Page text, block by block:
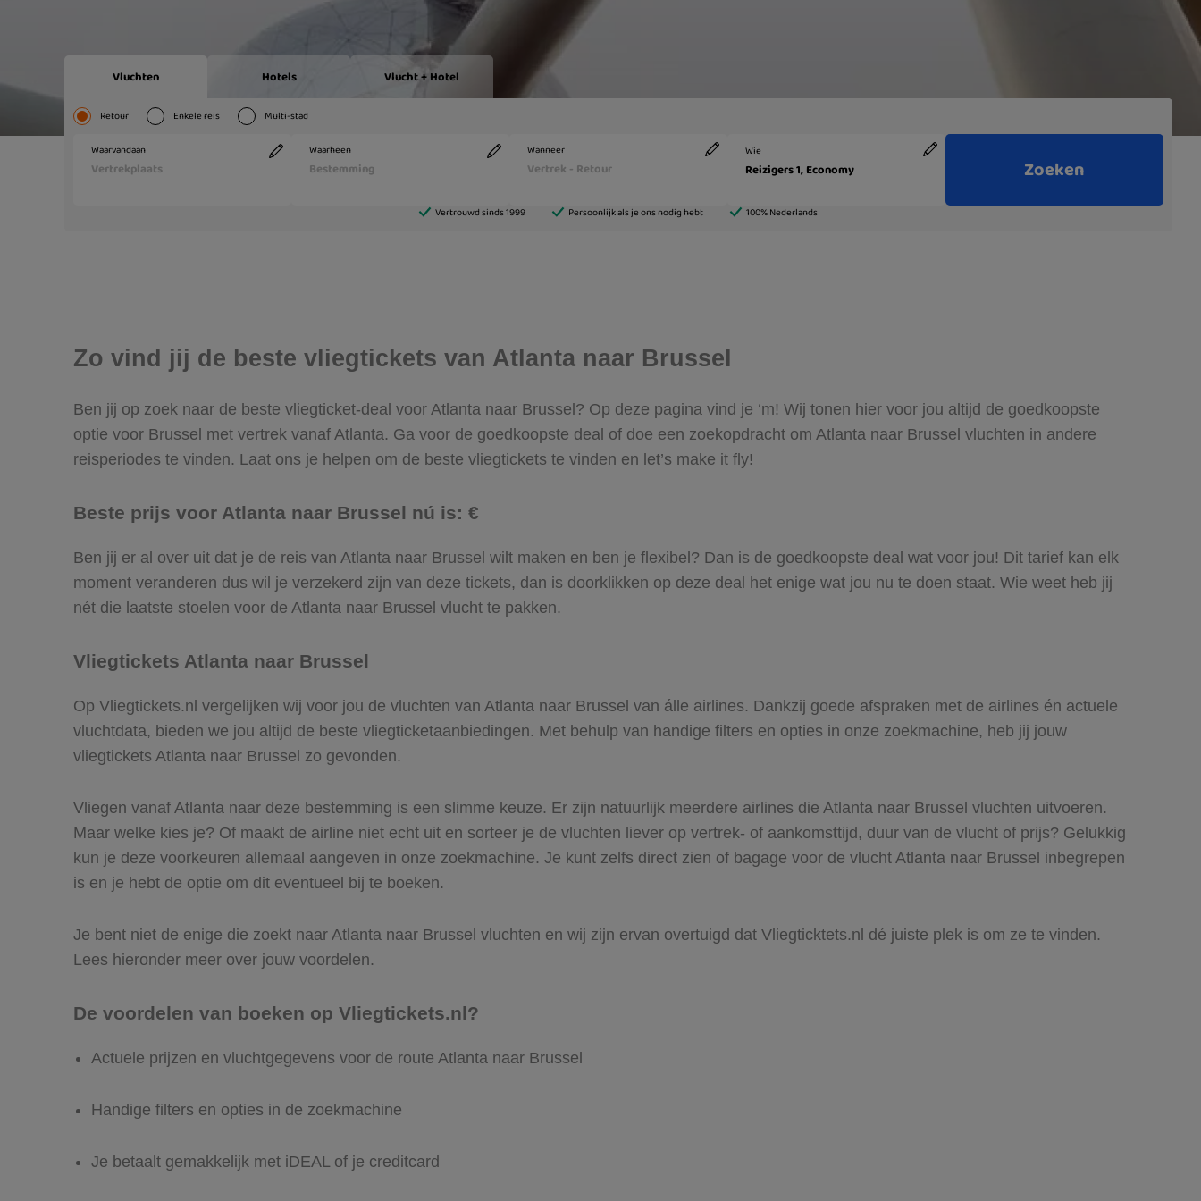
Zo vind jij de beste vliegtickets van Atlanta naar Brussel
Ben jij op zoek naar de beste vliegticket-deal voor Atlanta naar Brussel? Op deze pagina vind je ‘m! Wij tonen hier voor jou altijd de goedkoopste
optie voor Brussel met vertrek vanaf Atlanta. Ga voor de goedkoopste deal of doe een zoekopdracht om Atlanta naar Brussel vluchten in andere
reisperiodes te vinden. Laat ons je helpen om de beste vliegtickets te vinden en let’s make it fly!
Beste prijs voor Atlanta naar Brussel nú is: €
Ben jij er al over uit dat je de reis van Atlanta naar Brussel wilt maken en ben je flexibel? Dan is de goedkoopste deal wat voor jou! Dit tarief kan elk
moment veranderen dus wil je verzekerd zijn van deze tickets, dan is doorklikken op deze deal het enige wat jou nu te doen staat. Wie weet heb jij
nét die laatste stoelen voor de Atlanta naar Brussel vlucht te pakken.
Vliegtickets Atlanta naar Brussel
Op Vliegtickets.nl vergelijken wij voor jou de vluchten van Atlanta naar Brussel van álle airlines. Dankzij goede afspraken met de airlines én actuele
vluchtdata, bieden we jou altijd de beste vliegticketaanbiedingen. Met behulp van handige filters en opties in onze zoekmachine, heb jij jouw
vliegtickets Atlanta naar Brussel zo gevonden.
Vliegen vanaf Atlanta naar deze bestemming is een slimme keuze. Er zijn natuurlijk meerdere airlines die Atlanta naar Brussel vluchten uitvoeren.
Maar welke kies je? Of maakt de airline niet echt uit en sorteer je de vluchten liever op vertrek- of aankomsttijd, duur van de vlucht of prijs? Gelukkig
kun je deze voorkeuren allemaal aangeven in onze zoekmachine. Je kunt zelfs direct zien of bagage voor de vlucht Atlanta naar Brussel inbegrepen
is en je hebt de optie om dit eventueel bij te boeken.
Je bent niet de enige die zoekt naar Atlanta naar Brussel vluchten en wij zijn ervan overtuigd dat Vliegticktets.nl dé juiste plek is om ze te vinden.
Lees hieronder meer over jouw voordelen.
De voordelen van boeken op Vliegtickets.nl?
Actuele prijzen en vluchtgegevens voor de route Atlanta naar Brussel
Handige filters en opties in de zoekmachine
Je betaalt gemakkelijk met iDEAL of je creditcard